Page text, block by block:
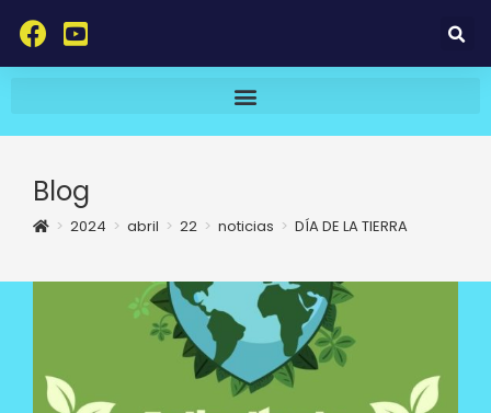
Blog
> 2024 > abril > 22 > noticias > DÍA DE LA TIERRA